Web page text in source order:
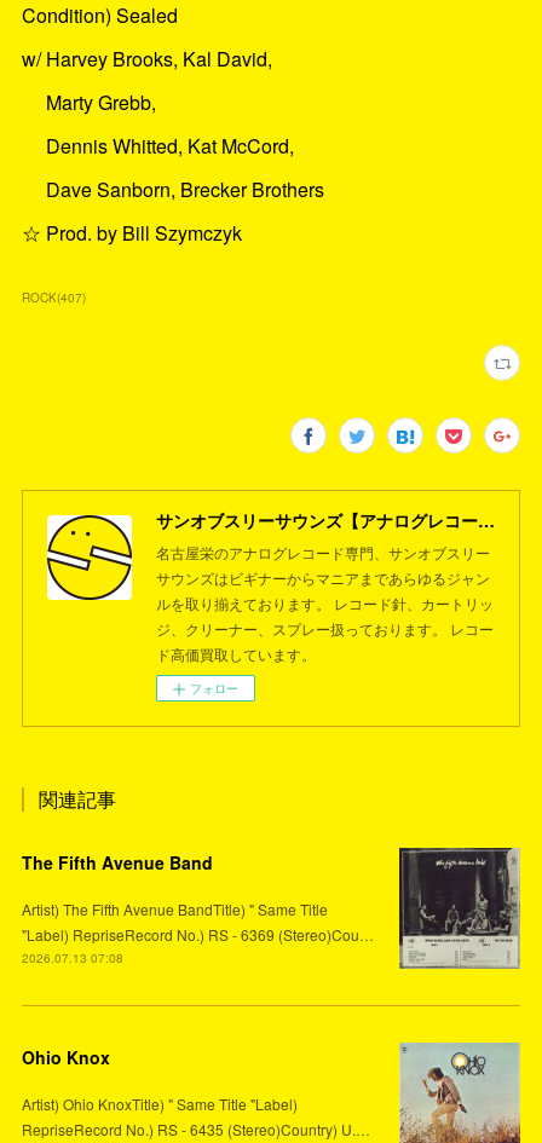
Condition) Sealed
w/ Harvey Brooks, Kal David,
Marty Grebb,
Dennis Whitted, Kat McCord,
Dave Sanborn, Brecker Brothers
☆ Prod. by Bill Szymczyk
ROCK(407)
サンオブスリーサウンズ【アナログレコード専門店】名古屋栄
名古屋栄のアナログレコード専門、サンオブスリー
サウンズはビギナーからマニアまであらゆるジャン
ルを取り揃えております。 レコード針、カートリッ
ジ、クリーナー、スプレー扱っております。 レコー
ド高価買取しています。
フォロー
関連記事
The Fifth Avenue Band
Artist) The Fifth Avenue BandTitle) " Same Title
"Label) RepriseRecord No.) RS - 6369 (Stereo)Cou…
2026.07.13 07:08
Ohio Knox
Artist) Ohio KnoxTitle) " Same Title "Label)
RepriseRecord No.) RS - 6435 (Stereo)Country) U.…